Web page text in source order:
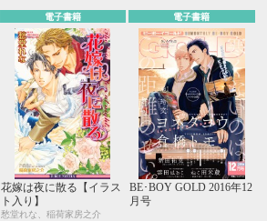
電子書籍
花嫁は夜に散る【イラス
ト入り】
愁堂れな、稲荷家房之介
電子書籍
BE･BOY GOLD 2016年12
月号